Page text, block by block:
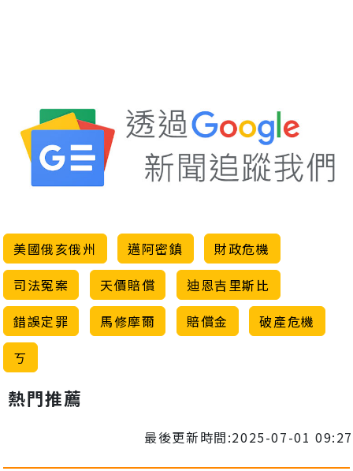
美國俄亥俄州 邁阿密鎮
財政危機
司法冤案
天價賠償
迪恩吉里斯比
錯誤定罪
馬修摩爾 賠償金
破產危機
ㄎ
熱門推薦
最後更新時間:2025-07-01 09:27